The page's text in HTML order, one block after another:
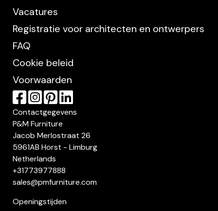
Vacatures
Registratie voor architecten en ontwerpers
FAQ
Cookie beleid
Voorwaarden
Contactgegevens
P&M Furniture
Jacob Merlostraat 26
5961AB Horst - Limburg
Netherlands
+31773977888
sales@pmfurniture.com
Openingstijden